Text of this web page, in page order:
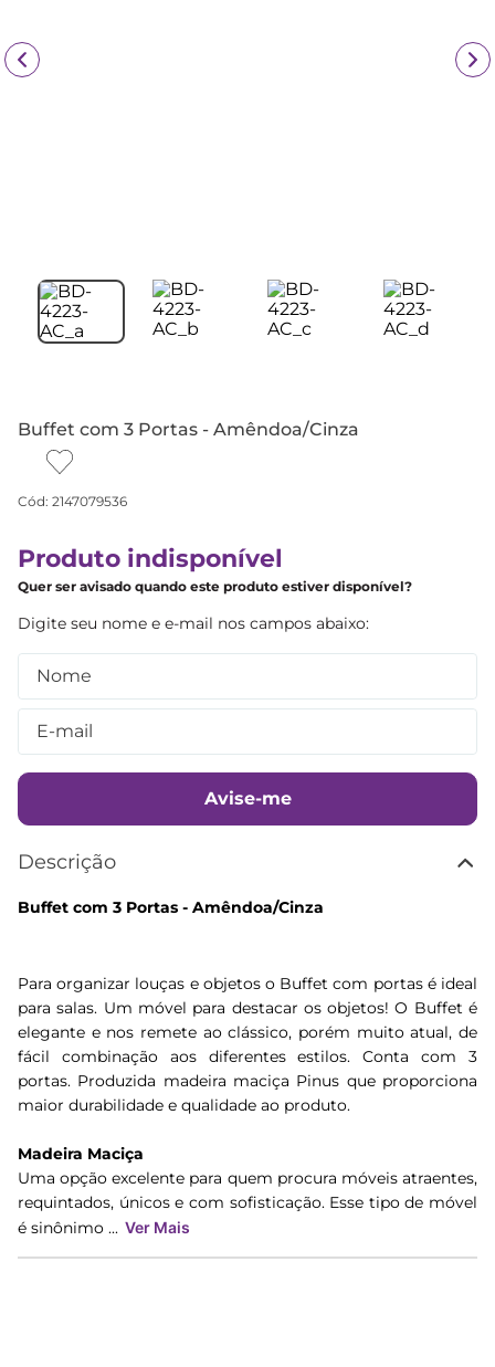
Buffet com 3 Portas - Amêndoa/Cinza
Cód: 2147079536
Produto indisponível
Quer ser avisado quando este produto estiver disponível?
Avise-me
Descrição
Buffet com 3 Portas - Amêndoa/Cinza
Para organizar louças e objetos o Buffet com portas é ideal
para salas. Um móvel para destacar os objetos! O Buffet é
elegante e nos remete ao clássico, porém muito atual, de
fácil combinação aos diferentes estilos. Conta com 3
portas. Produzida madeira maciça Pinus que proporciona
maior durabilidade e qualidade ao produto.
Madeira Maciça
Uma opção excelente para quem procura móveis atraentes,
requintados, únicos e com sofisticação. Esse tipo de móvel
é sinônimo ... Ver Mais